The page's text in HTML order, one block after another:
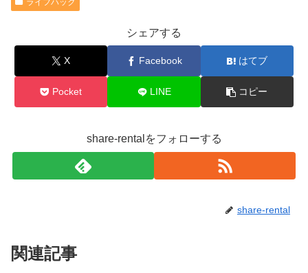
シェアする
X Facebook はてブ
Pocket LINE コピー
share-rentalをフォローする
share-rental
関連記事